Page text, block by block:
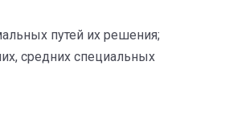
путей их решения;
средних специальных